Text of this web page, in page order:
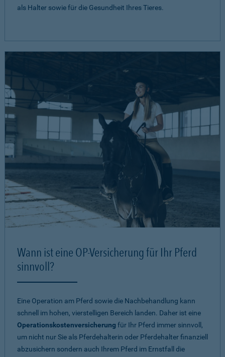
als Halter sowie für die Gesundheit Ihres Tieres.
Wann ist eine OP-Versicherung für Ihr Pferd
sinnvoll?
Eine Operation am Pferd sowie die Nachbehandlung kann
schnell im hohen, vierstelligen Bereich landen. Daher ist eine
Operationskostenversicherung für Ihr Pferd immer sinnvoll,
um nicht nur Sie als Pferdehalterin oder Pferdehalter finanziell
abzusichern sondern auch Ihrem Pferd im Ernstfall die